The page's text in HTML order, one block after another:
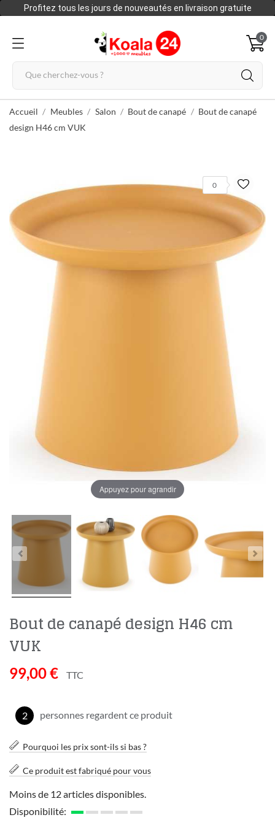
Profitez tous les jours de nouveautés en livraison gratuite
0
Accueil Meubles Salon Bout de canapé
Bout de canapé
design H46 cm VUK
Appuyez pour agrandir
0
Bout de canapé design H46 cm
VUK
99,00 € TTC
2 personnes regardent ce produit
Pourquoi les prix sont-ils si bas ?
Ce produit est fabriqué pour vous
Moins de 12 articles disponibles.
Disponibilité: